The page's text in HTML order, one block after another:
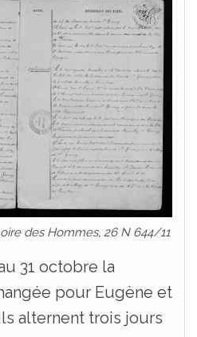
des Hommes, 26 N 644/11
31 octobre la
pour Eugène et
alternent trois jours